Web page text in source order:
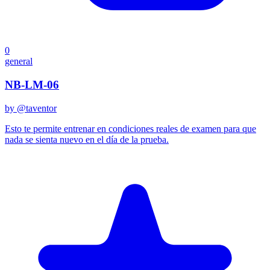
0
general
NB-LM-06
by @taventor
Esto te permite entrenar en condiciones reales de examen para que
nada se sienta nuevo en el día de la prueba.